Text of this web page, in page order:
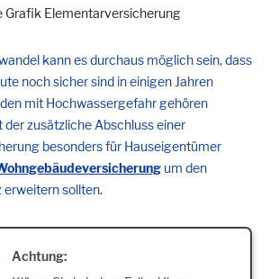
kann es durchaus möglich sein, dass
noch sicher sind in einigen Jahren
mit Hochwassergefahr gehören
der zusätzliche Abschluss einer
besonders für Hauseigentümer
um den
erweitern sollten.
Achtung: